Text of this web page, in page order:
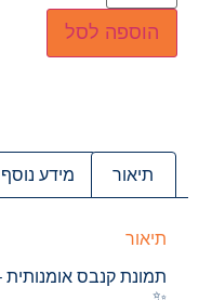
הוספה לסל
תיאור מידע נוסף
תיאור
תמונת קנבס